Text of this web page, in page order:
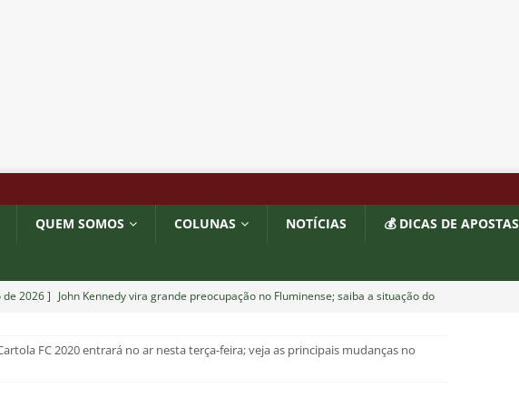
QUEM SOMOS COLUNAS NOTÍCIAS 💰 DICAS DE APOSTAS
de 2026 ] John Kennedy vira grande preocupação no Fluminense; saiba a situação do
de 2026 ] Zubeldía responde se diretoria do Fluminense garantiu permanência no
FC 2020 entrará no ar nesta terça-feira; veja as principais mudanças no